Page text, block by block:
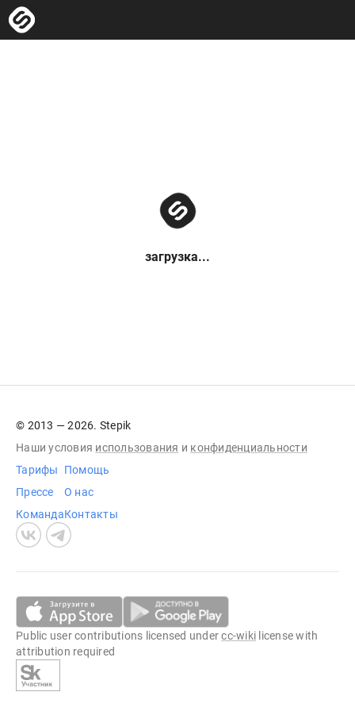
загрузка...
© 2013 — 2026. Stepik
Наши условия использования и конфиденциальности
Тарифы
Прессе
Команда
Помощь
О нас
Контакты
Public user contributions licensed undercc-wiki license with
attribution required